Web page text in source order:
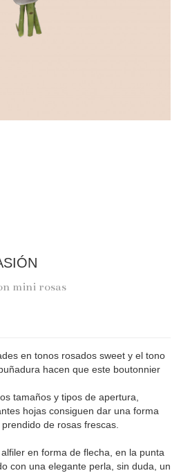
mini rosas
en tonos rosados sweet y el tono
hacen que este boutonnier
tamaños y tipos de apertura,
hojas consiguen dar una forma
de rosas frescas.
en forma de flecha, en la punta
con una elegante perla, sin duda, un